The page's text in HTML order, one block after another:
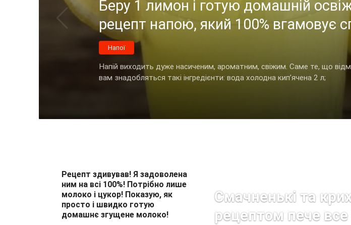
Беру 1 лимон і готую домашній
рецепт напою, який 100% вгамовує
Напої
Напій виходить дуже насиченим, ароматним, свіжим. Саме те, що
вам знадобляться такі інгредієнти: вода холодна кип’ячена 2 л;
Рецепт здивував! Я задоволена
ним на всі 100%! Потрібно лише
молоко і цукор! Показую, як
просто і швидко готую
домашнє згущене молоко!
Смачненькі та
рецептом пече